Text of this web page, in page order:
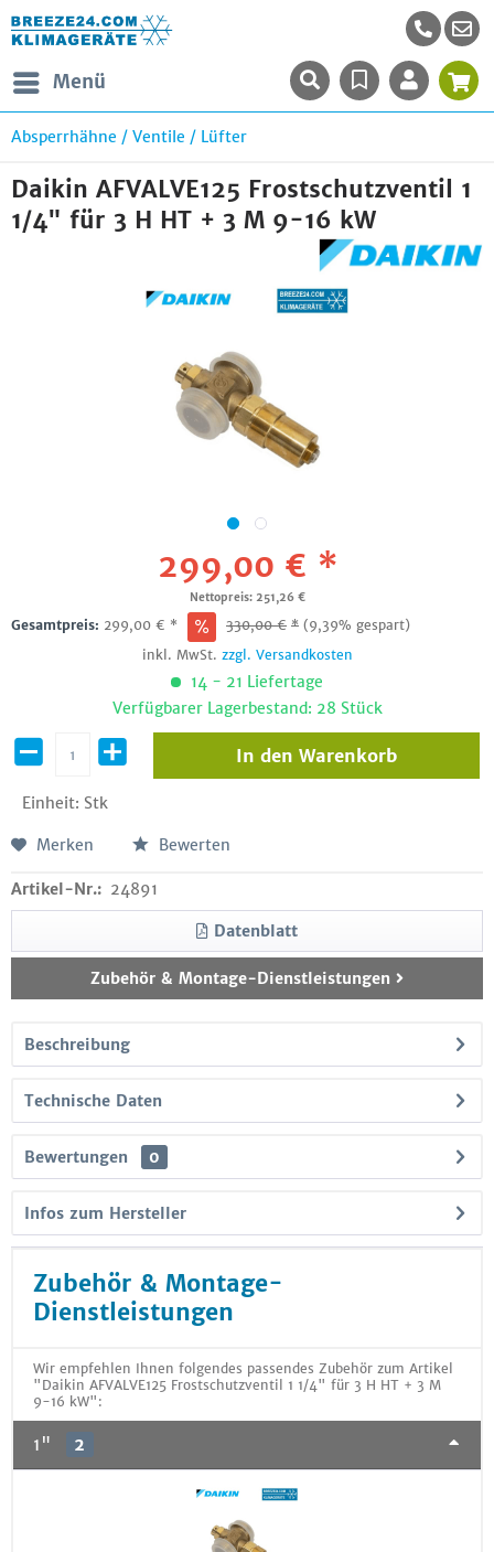
Menü
Absperrhähne / Ventile / Lüfter
Daikin AFVALVE125 Frostschutzventil 1
1/4" für 3 H HT + 3 M 9-16 kW
299,00 € *
Nettopreis: 251,26 €
Gesamtpreis: 299,00 € * 330,00€ * (9,39% gespart)
inkl. MwSt. zzgl. Versandkosten
14 - 21 Liefertage
Verfügbarer Lagerbestand: 28 Stück
Einheit: Stk
In den Warenkorb
Merken Bewerten
Artikel-Nr.: 24891
Datenblatt
Zubehör & Montage-Dienstleistungen
Beschreibung
Technische Daten
Bewertungen 0
Infos zum Hersteller
Zubehör & Montage-
Dienstleistungen
Wir empfehlen Ihnen folgendes passendes Zubehör zum Artikel
"Daikin AFVALVE125 Frostschutzventil 1 1/4" für 3 H HT + 3 M
9-16 kW":
1" 2